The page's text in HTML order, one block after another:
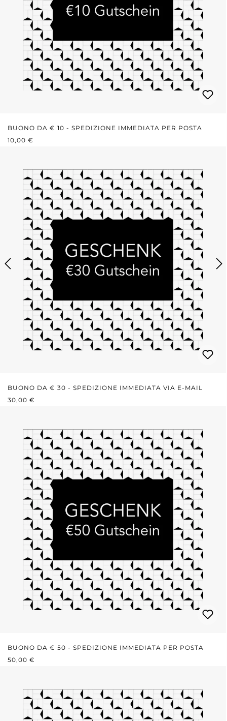
BUONO DA € 10 - SPEDIZIONE IMMEDIATA PER POSTA
PREZZO NORMALE:
10,00 €
BUONO DA € 30 - SPEDIZIONE IMMEDIATA VIA E-MAIL
PREZZO NORMALE:
30,00 €
BUONO DA € 50 - SPEDIZIONE IMMEDIATA PER POSTA
PREZZO NORMALE:
50,00 €